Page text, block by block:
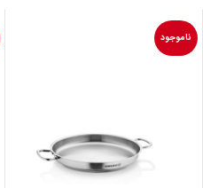
ناموجود